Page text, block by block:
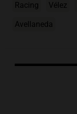
Racing Vélez
Avellaneda